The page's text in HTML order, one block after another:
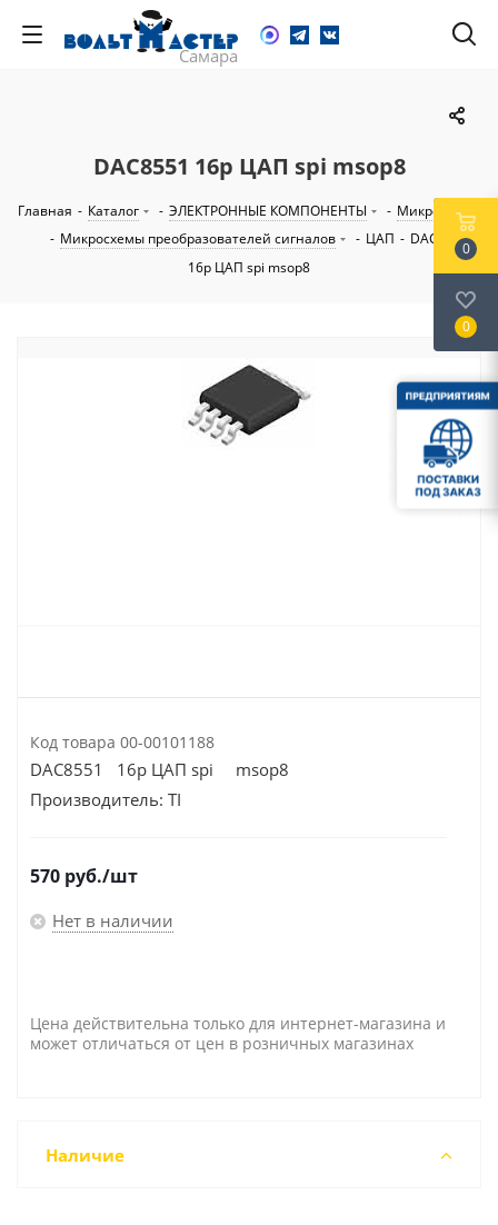
DAC8551 16р ЦАП spi msop8
Главная - Каталог - ЭЛЕКТРОННЫЕ КОМПОНЕНТЫ - Микросхемы
- Микросхемы преобразователей сигналов - ЦАП - DAC8551
16р ЦАП spi msop8
Код товара 00-00101188
DAC8551 16р ЦАП spi msop8
Производитель: TI
570 руб./шт
Нет в наличии
Цена действительна только для интернет-магазина и
может отличаться от цен в розничных магазинах
Наличие
0
0